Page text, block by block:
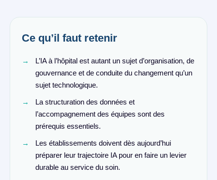
Ce qu’il faut retenir
L’IA à l’hôpital est autant un sujet d’organisation, de
gouvernance et de conduite du changement qu’un
sujet technologique.
La structuration des données et
l’accompagnement des équipes sont des
prérequis essentiels.
Les établissements doivent dès aujourd’hui
préparer leur trajectoire IA pour en faire un levier
durable au service du soin.